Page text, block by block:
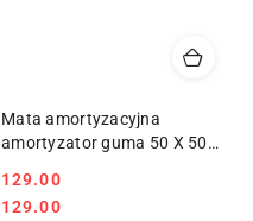
Mata amortyzacyjna
amortyzator guma 50 X 50
Cena:
129.00
Cena:
129.00